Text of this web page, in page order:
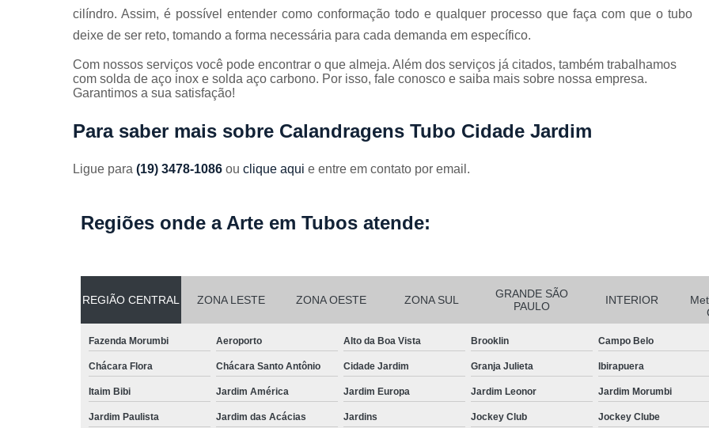
Corrimão Inox Quadrado
Corte a Laser em Chapa
Curvamento de Tubos a
Curvamento de Tubos de Aço
Curvamento de Tubos
Curvamento de Tubos Industrial
Corte e Dobra Chapa
Corte e
cilíndro. Assim, é possível entender como conformação todo e qualquer processo que faça com que o tubo
deixe de ser reto, tomando a forma necessária para cada demanda em específico.
Com nossos serviços você pode encontrar o que almeja. Além dos serviços já citados, também trabalhamos
com solda de aço inox e solda aço carbono. Por isso, fale conosco e saiba mais sobre nossa empresa.
Garantimos a sua satisfação!
Para saber mais sobre Calandragens Tubo Cidade Jardim
Ligue para (19) 3478-1086 ou clique aqui e entre em contato por email.
Regiões onde a Arte em Tubos atende:
REGIÃO CENTRAL ZONA LESTE ZONA OESTE ZONA SUL
GRANDE SÃO
PAULO
INTERIOR
Fazenda Morumbi Aeroporto Alto da Boa Vista Brooklin Campo Belo
Chácara Flora Chácara Santo Antônio Cidade Jardim Granja Julieta Ibirapuera
Itaim Bibi Jardim América Jardim Europa Jardim Leonor Jardim Morumbi
Jardim Paulista Jardim das Acácias Jardins Jockey Club Jockey Clube